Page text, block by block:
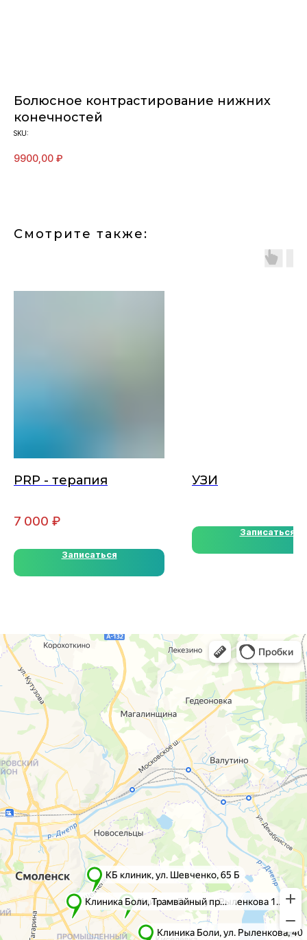
Болюсное контрастирование нижних
конечностей
SKU:
9900,00 ₽
Смотрите также:
PRP - терапия
7 000 ₽
Записаться
УЗИ
Записаться
Почта:info@clinica-boli.ru
Номер телефона:
+7 (4812) 25-25-00
Пн-пт 8:00 - 20:00 сб-вс 9:00 - 18:00
ул. Рыленкова, 11 Б
ул. Рыленкова, 40
пр-д Трамвайный, 6
ул. Шевченко, 65
ул. Рокоссовского, 65
г. Одинцово
ул. Говорова, 85
Диагностика
МРТ
УЗИ
Анализы
Чек-Апы
Лечение
Травматолог и ортопед
Невролог
Проктолог
Флеболог
Нейрохирург
Дерматолог
Косметолог О клинике